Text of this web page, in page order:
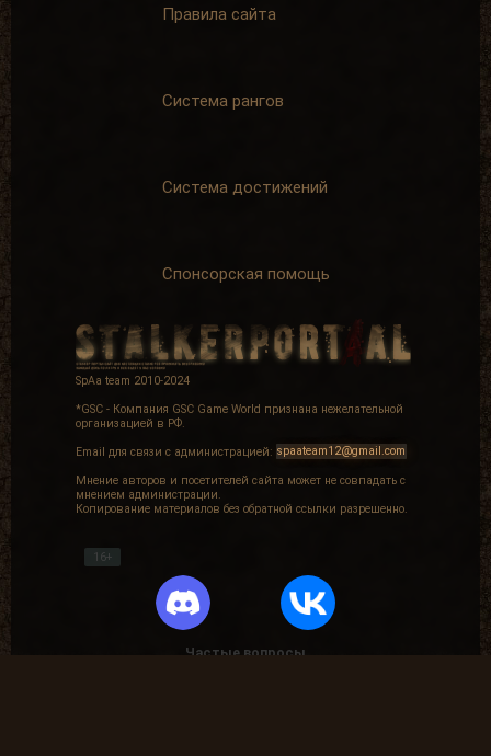
Правила сайта
Система рангов
Система достижений
Спонсорская помощь
SpAa team 2010-2024
*GSC - Компания GSC Game World признана нежелательной
организацией в РФ.
Email для связи с администрацией: spaateam12@gmail.com
Мнение авторов и посетителей сайта может не совпадать с
мнением администрации.
Копирование материалов без обратной ссылки разрешенно.
16+
Частые вопросы